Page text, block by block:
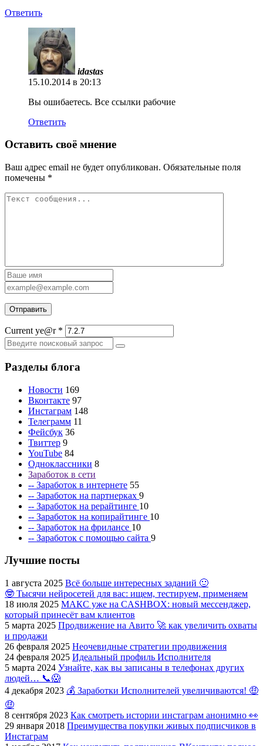
Ответить
idastas
15.10.2014 в 20:13
Вы ошибаетесь. Все ссылки рабочие
Ответить
Оставить своё мнение
Ваш адрес email не будет опубликован. Обязательные поля
помечены *
Current ye@r *
Разделы блога
Новости 169
Вконтакте 97
Инстаграм 148
Телеграмм 11
Фейсбук 36
Твиттер 9
YouTube 84
Одноклассники 8
Заработок в сети
-- Заработок в интернете 55
-- Заработок на партнерках 9
-- Заработок на рерайтинге 10
-- Заработок на копирайтинге 10
-- Заработок на фрилансе 10
-- Заработок с помощью сайта 9
Лучшие посты
1 августа 2025 Всё больше интересных заданий 🙂
🤓 Тысячи нейросетей для вас: ищем, тестируем, применяем
18 июля 2025 МАКС уже на CASHBOX: новый мессенджер,
который принесёт вам клиентов
5 марта 2025 Продвижение на Авито 🚀 как увеличить охваты
и продажи
26 февраля 2025 Неочевидные стратегии продвижения
24 февраля 2025 Идеальный профиль Исполнителя
5 марта 2024 Узнайте, как вы записаны в телефонах других
людей… 📞😱
4 декабря 2023 💰 Заработки Исполнителей увеличиваются! 🤑
🤑
8 сентября 2023 Как смотреть истории инстаграм анонимно 👀
29 января 2018 Преимущества покупки живых подписчиков в
Инстаграм